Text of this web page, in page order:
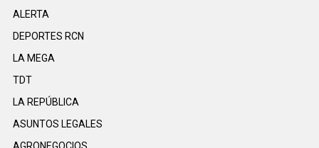
ALERTA
DEPORTES RCN
LA MEGA
TDT
LA REPÚBLICA
ASUNTOS LEGALES